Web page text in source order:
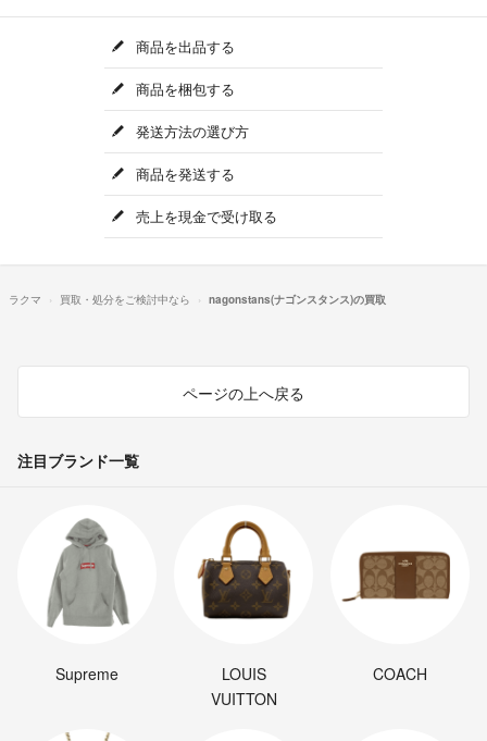
商品を出品する
商品を梱包する
発送方法の選び方
商品を発送する
売上を現金で受け取る
ラクマ 買取・処分をご検討中なら nagonstans(ナゴンスタンス)の買取
ページの上へ戻る
注目ブランド一覧
Supreme
LOUIS
VUITTON
COACH